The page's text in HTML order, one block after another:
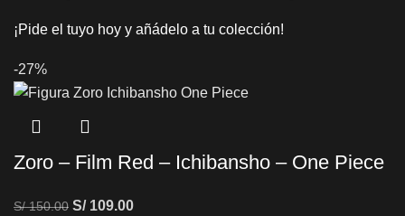
¡Pide el tuyo hoy y añádelo a tu colección!
-27%
Zoro – Film Red – Ichibansho – One Piece
S/150.00 S/109.00